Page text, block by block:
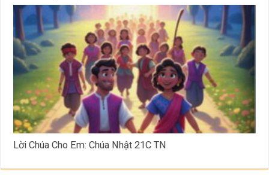
Lời Chúa Cho Em: Chúa Nhật 21C TN